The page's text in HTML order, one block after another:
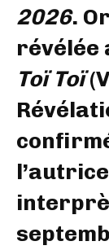
2026.
révélée
Toï Toï